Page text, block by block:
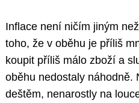
Inflace není ničím jiným
toho, že v oběhu je příliš
koupit příliš málo zboží a
oběhu nedostaly náhodně.
deštěm, nenarostly na